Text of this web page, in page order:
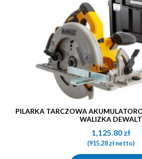
PILARKA TARCZOWA AKUMULATOROWA 184MM XR 18V
WALIZKA DEWALT
1,125.80 zł
(915.28złnetto)